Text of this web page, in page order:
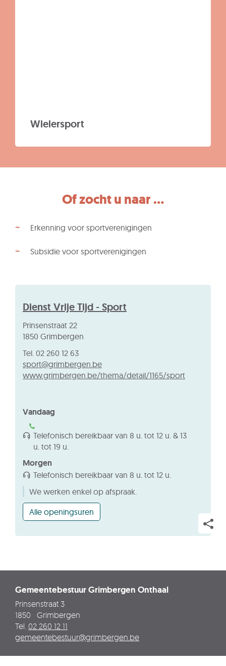
Wielersport
Of zocht u naar ...
Erkenning voor sportverenigingen
Subsidie voor sportverenigingen
Contact
Dienst Vrije Tijd - Sport
Adres
Prinsenstraat 22
,1850 Grimbergen
Tel. 02 260 12 63
E-
mail
sport@grimbergen.be
Website
www.grimbergen.be/thema/detail/1165/sport
Vandaag
Telefonisch bereikbaar van 8 u. tot 12 u. & 13
u. tot 19 u.
Morgen
Telefonisch bereikbaar van 8 u. tot 12 u.
We werken enkel op afspraak.
Alle openingsuren
Vrije
Gemeentebestuur Grimbergen Onthaal
Adres
Prinsenstraat 3
1850
Grimbergen
Tel. 02 260 12 11
E-
gemeentebestuur@grimbergen.be